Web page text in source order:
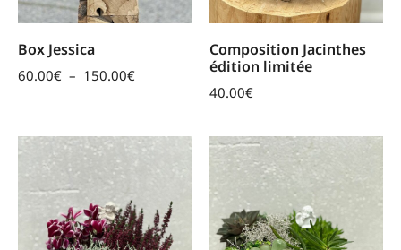
Box Jessica
60.00€ – 150.00€
Composition Jacinthes
édition limitée
40.00€